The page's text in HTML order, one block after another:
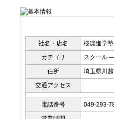
社名・店名
桜凛進学
カテゴリ
スクール
住所
埼玉県川
交通アクセス
電話番号
049-293-